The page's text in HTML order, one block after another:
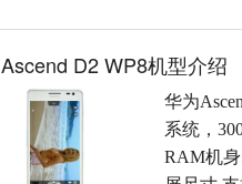
Ascend D2 WP8机型介绍
华为
系统，
RAM机